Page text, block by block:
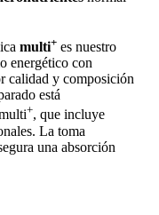
multi+ es nuestro
energético con
calidad y composición
está
+, que incluye
La toma
una absorción